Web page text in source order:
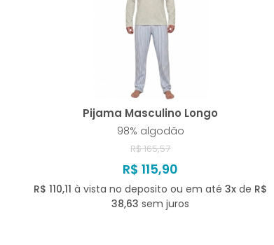
Pijama Masculino Longo
98% algodão
R$ 165,57
R$ 115,90
R$ 110,11 à vista no deposito ou em até3x de R$
38,63 sem juros